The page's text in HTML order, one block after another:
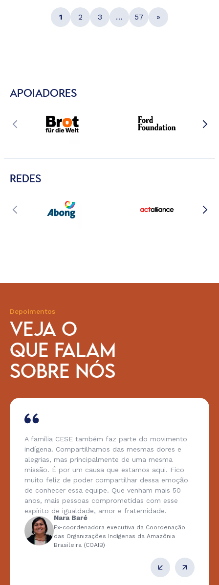
1 2 3 … 57 »
APOIADORES
REDES
Depoimentos
VEJA O
QUE FALAM
SOBRE NÓS
A família CESE também faz parte do movimento
indígena. Compartilhamos das mesmas dores e
alegrias, mas principalmente de uma mesma
missão. É por um causa que estamos aqui. Fico
muito feliz de poder compartilhar dessa emoção
de conhecer essa equipe. Que venham mais 50
anos, mais pessoas comprometidas com esse
espírito de igualdade, amor e fraternidade.
Nara Baré
Ex-coordenadora executiva da Coordenação
das Organizações Indígenas da Amazônia
Brasileira (COAIB)